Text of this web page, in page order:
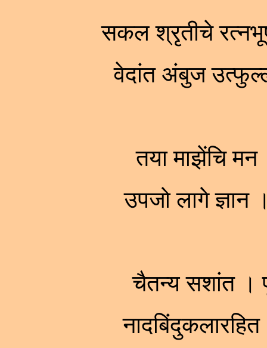
सकल श्रृतीचे
वेदांत अंबुज
तया माझेंचि
उपजो लागे
चैतन्य सशांत ।